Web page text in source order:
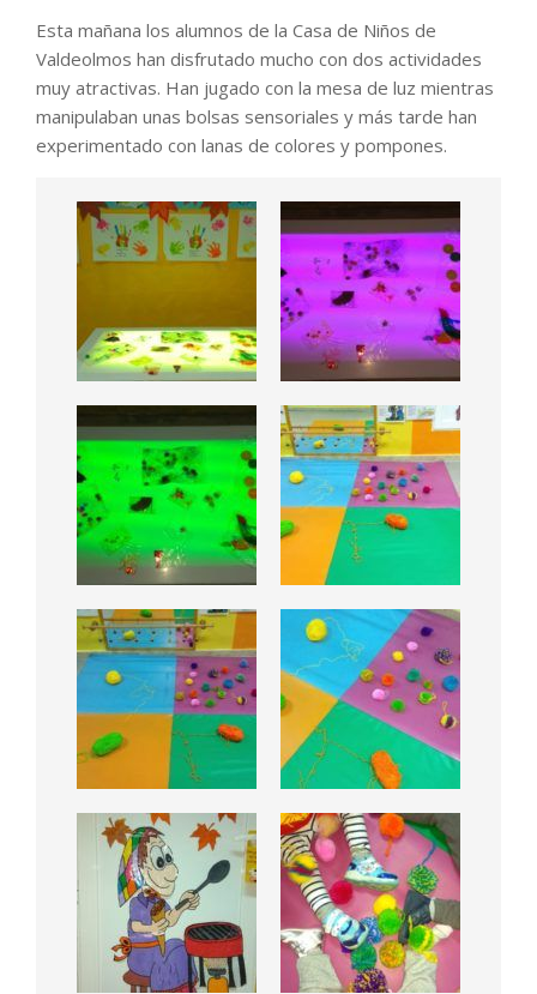
Esta mañana los alumnos de la Casa de Niños de
Valdeolmos han disfrutado mucho con dos actividades
muy atractivas. Han jugado con la mesa de luz mientras
manipulaban unas bolsas sensoriales y más tarde han
experimentado con lanas de colores y pompones.